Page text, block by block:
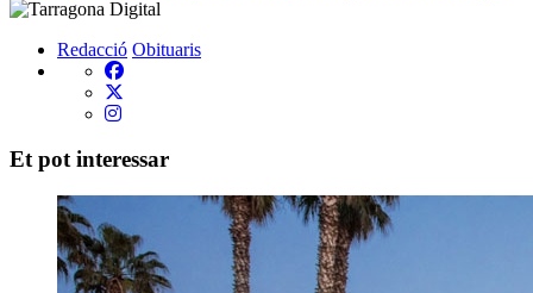
Redacció Obituaris
Et pot interessar